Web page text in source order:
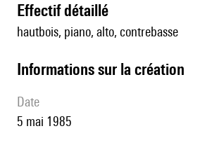
effectif détaillé
hautbois, piano, alto, contrebasse
informations sur la création
date
5 mai 1985